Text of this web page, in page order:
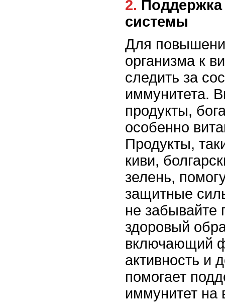
2. Поддержка иммунной
системы
Для
организма к
следить за
иммунитета.
продукты,
особенно
Продукты,
киви,
зелень,
защитные
не
здоровый
включающий
активность и
помогает
иммунитет на